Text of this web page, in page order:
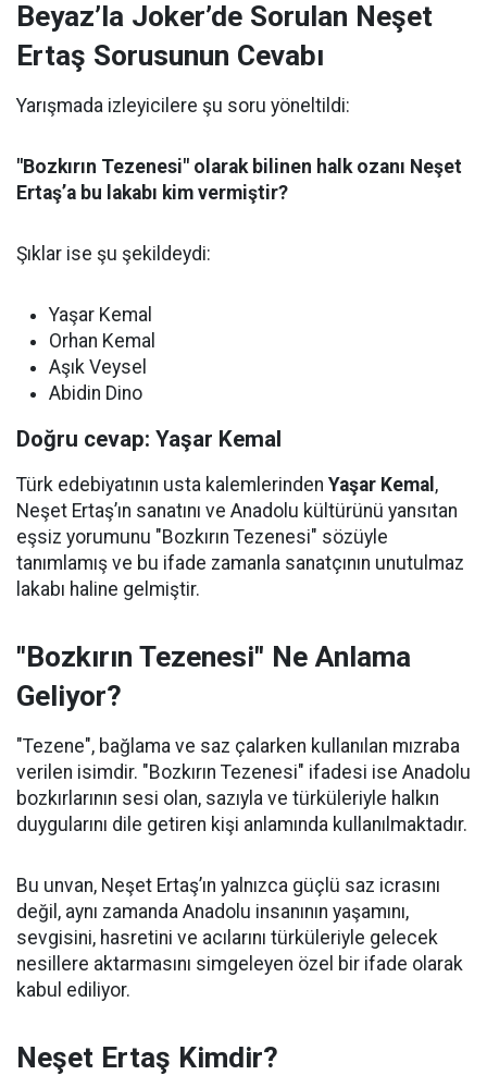
Beyaz’la Joker’de Sorulan Neşet
Ertaş Sorusunun Cevabı
Yarışmada izleyicilere şu soru yöneltildi:
"Bozkırın Tezenesi" olarak bilinen halk ozanı Neşet
Ertaş’a bu lakabı kim vermiştir?
Şıklar ise şu şekildeydi:
Yaşar Kemal
Orhan Kemal
Aşık Veysel
Abidin Dino
Doğru cevap: Yaşar Kemal
Türk edebiyatının usta kalemlerinden Yaşar Kemal ,
Neşet Ertaş’ın sanatını ve Anadolu kültürünü yansıtan
eşsiz yorumunu "Bozkırın Tezenesi" sözüyle
tanımlamış ve bu ifade zamanla sanatçının unutulmaz
lakabı haline gelmiştir.
"Bozkırın Tezenesi" Ne Anlama
Geliyor?
"Tezene", bağlama ve saz çalarken kullanılan mızraba
verilen isimdir. "Bozkırın Tezenesi" ifadesi ise Anadolu
bozkırlarının sesi olan, sazıyla ve türküleriyle halkın
duygularını dile getiren kişi anlamında kullanılmaktadır.
Bu unvan, Neşet Ertaş’ın yalnızca güçlü saz icrasını
değil, aynı zamanda Anadolu insanının yaşamını,
sevgisini, hasretini ve acılarını türküleriyle gelecek
nesillere aktarmasını simgeleyen özel bir ifade olarak
kabul ediliyor.
Neşet Ertaş Kimdir?